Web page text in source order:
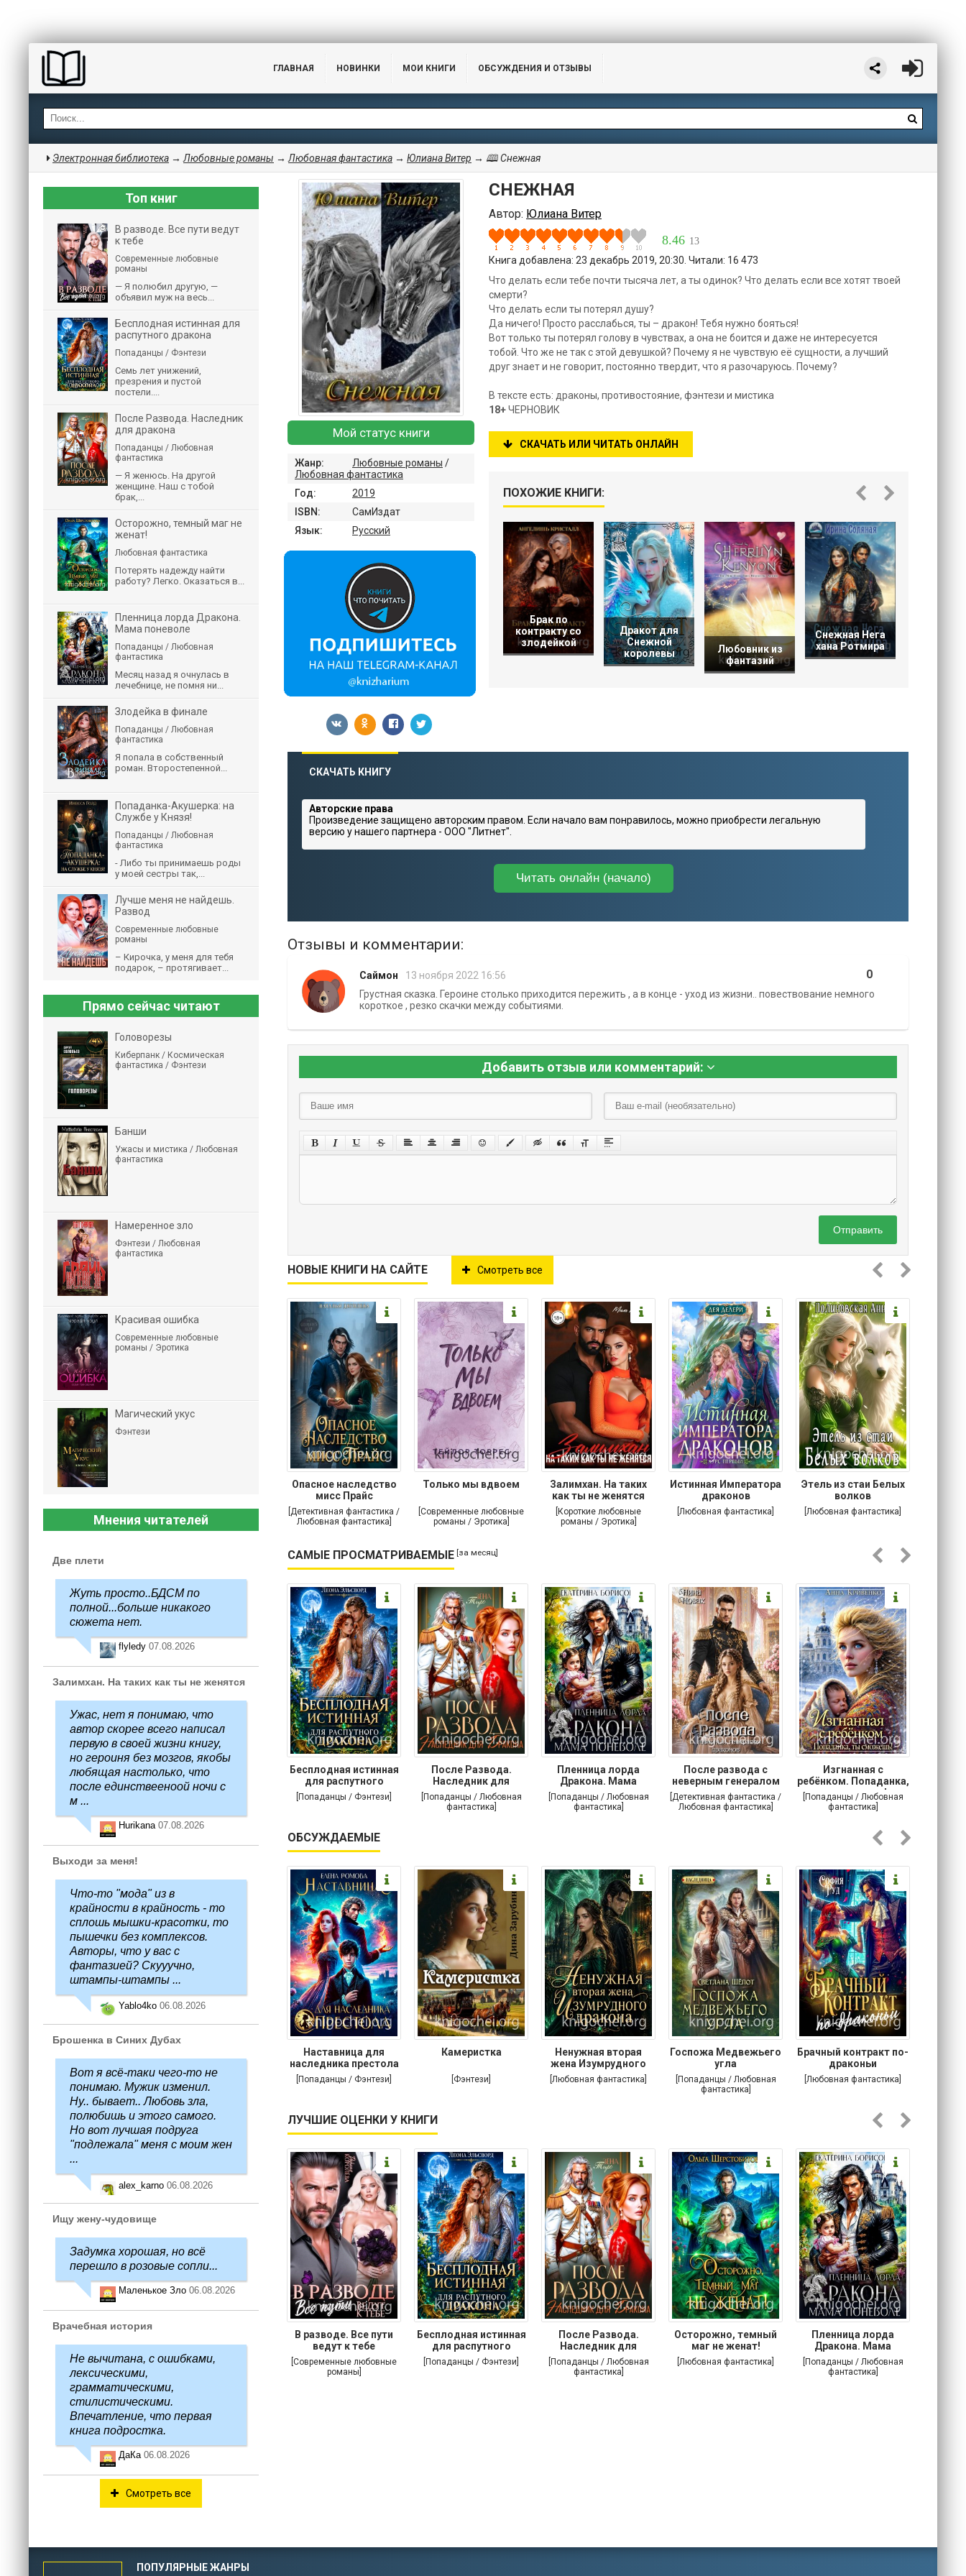
ГЛАВНАЯ НОВИНКИ МОИ КНИГИ ОБСУЖДЕНИЯ И ОТЗЫВЫ
Электронная библиотека → Любовные романы → Любовная фантастика → Юлиана Витер → 🕮 Снежная
СНЕЖНАЯ
Автор: Юлиана Витер
8.46 13
Книга добавлена: 23 декабрь 2019, 20:30. Читали: 16 473
Что делать если тебе почти тысяча лет, а ты одинок? Что делать если все хотят твоей
смерти?
Что делать если ты потерял душу?
Да ничего! Просто расслабься, ты – дракон! Тебя нужно бояться!
Вот только ты потерял голову в чувствах, а она не боится и даже не интересуется
тобой. Что же не так с этой девушкой? Почему я не чувствую её сущности, а лучший
друг знает и не говорит, постоянно твердит, что я разочаруюсь. Почему?
В тексте есть: драконы, противостояние, фэнтези и мистика
18+ЧЕРНОВИК
СКАЧАТЬ ИЛИ ЧИТАТЬ ОНЛАЙН
ПОХОЖИЕ КНИГИ:
Брак по
контракту со
злодейкой
Дракот для
Снежной
королевы
Любовник из
фантазий
Снежная Нега
хана Ротмира
Мой статус книги
Жанр: Любовные романы /
Любовная фантастика
Год:
2019
ISBN:
СамИздат
Язык:
Русский
СКАЧАТЬ КНИГУ
Авторские права
Произведение защищено авторским правом. Если начало вам понравилось, можно приобрести легальную
версию у нашего партнера - ООО "Литнет".
Читать онлайн (начало)
Отзывы и комментарии:
Саймон 13 ноября 2022 16:56 0
Грустная сказка. Героине столько приходится пережить , а в конце - уход из жизни.. повествование немного
короткое , резко скачки между событиями.
Добавить отзыв или комментарий:
Отправить
НОВЫЕ КНИГИ НА САЙТЕ Смотреть все
Опасное наследство
мисс Прайс
[Детективная фантастика /
Любовная фантастика]
Только мы вдвоем
[Современные любовные
романы / Эротика]
Залимхан. На таких
как ты не женятся
[Короткие любовные
романы / Эротика]
Истинная Императора
драконов
[Любовная фантастика]
Этель из стаи Белых
волков
[Любовная фантастика]
САМЫЕ ПРОСМАТРИВАЕМЫЕ [за месяц]
Бесплодная истинная
для распутного
дракона
[Попаданцы / Фэнтези]
После Развода.
Наследник для
дракона
[Попаданцы / Любовная
фантастика]
Пленница лорда
Дракона. Мама
поневоле
[Попаданцы / Любовная
фантастика]
После развода с
неверным генералом
драконов
[Детективная фантастика /
Любовная фантастика]
Изгнанная с
ребёнком. Попаданка,
ты сможешь!
[Попаданцы / Любовная
фантастика]
ОБСУЖДАЕМЫЕ
Наставница для
наследника престола
[Попаданцы / Фэнтези]
Камеристка
[Фэнтези]
Ненужная вторая
жена Изумрудного
дракона
[Любовная фантастика]
Госпожа Медвежьего
угла
[Попаданцы / Любовная
фантастика]
Брачный контракт по-
драконьи
[Любовная фантастика]
ЛУЧШИЕ ОЦЕНКИ У КНИГИ
В разводе. Все пути
ведут к тебе
[Современные любовные
романы]
Бесплодная истинная
для распутного
дракона
[Попаданцы / Фэнтези]
После Развода.
Наследник для
дракона
[Попаданцы / Любовная
фантастика]
Осторожно, темный
маг не женат!
[Любовная фантастика]
Пленница лорда
Дракона. Мама
поневоле
[Попаданцы / Любовная
фантастика]
Топ книг
В разводе. Все пути ведут
к тебе
Современные любовные
романы
— Я полюбил другую, —
объявил муж на весь...
Бесплодная истинная для
распутного дракона
Попаданцы / Фэнтези
Семь лет унижений,
презрения и пустой
постели....
После Развода. Наследник
для дракона
Попаданцы / Любовная
фантастика
— Я женюсь. На другой
женщине. Наш с тобой
брак,...
Осторожно, темный маг не
женат!
Любовная фантастика
Потерять надежду найти
работу? Легко. Оказаться в...
Пленница лорда Дракона.
Мама поневоле
Попаданцы / Любовная
фантастика
Месяц назад я очнулась в
лечебнице, не помня ни...
Злодейка в финале
Попаданцы / Любовная
фантастика
Я попала в собственный
роман. Второстепенной...
Попаданка-Акушерка: на
Службе у Князя!
Попаданцы / Любовная
фантастика
- Либо ты принимаешь роды
у моей сестры так,...
Лучше меня не найдешь.
Развод
Современные любовные
романы
– Кирочка, у меня для тебя
подарок, – протягивает...
Прямо сейчас читают
Головорезы
Киберпанк / Космическая
фантастика / Фэнтези
Банши
Ужасы и мистика / Любовная
фантастика
Намеренное зло
Фэнтези / Любовная
фантастика
Красивая ошибка
Современные любовные
романы / Эротика
Магический укус
Фэнтези
Мнения читателей
Две плети
Жуть просто..БДСМ по
полной...больше никакого
сюжета нет.
flyledy 07.08.2026
Залимхан. На таких как ты не женятся
Ужас, нет я понимаю, что
автор скорее всего написал
первую в своей жизни книгу,
но героиня без мозгов, якобы
любящая настолько, что
после единствееноой ночи с
м ...
Hurikana 07.08.2026
Выходи за меня!
Что-то "мода" из в
крайности в крайность - то
сплошь мышки-красотки, то
пышечки без комплексов.
Авторы, что у вас с
фантазией? Скууучно,
штампы-штампы ...
Yablo4ko 06.08.2026
Брошенка в Синих Дубах
Вот я всё-таки чего-то не
понимаю. Мужик изменил.
Ну.. бывает.. Любовь зла,
полюбишь и этого самого.
Но вот лучшая подруга
"подлежала" меня с моим жен
...
alex_karno 06.08.2026
Ищу жену-чудовище
Задумка хорошая, но всё
перешло в розовые сопли...
Маленькое Зло 06.08.2026
Врачебная история
Не вычитана, с ошибками,
лексическими,
грамматическими,
стилистическими.
Впечатление, что первая
книга подростка.
ДаКа 06.08.2026
Смотреть все